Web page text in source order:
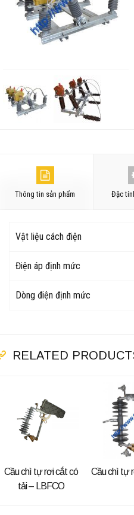
Thông tin sản phẩm Đặc
Vật liệu cách điện
Điện áp định mức
Dòng điện định mức
RELATED
Cầu chì tự rơi cắt có
tải – LBFCO
Cầu chì tự